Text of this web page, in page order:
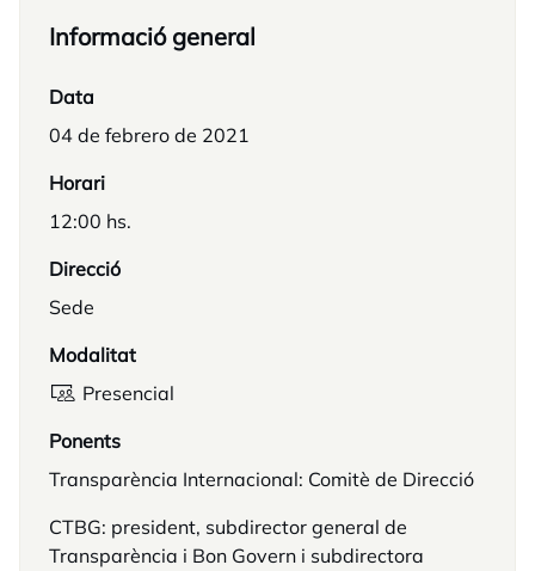
Informació general
Data
04 de febrero de 2021
Horari
12:00 hs.
Direcció
Sede
Modalitat
Presencial
Ponents
Transparència Internacional: Comitè de Direcció
CTBG: president, subdirector general de
Transparència i Bon Govern i subdirectora